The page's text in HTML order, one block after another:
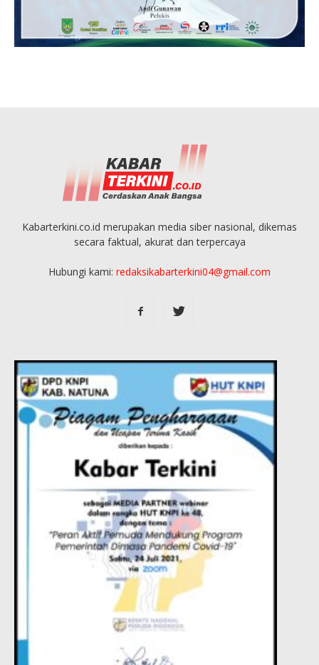
Kabarterkini.co.id merupakan media siber nasional, dikemas
secara faktual, akurat dan terpercaya
Hubungi kami: redaksikabarterkini04@gmail.com